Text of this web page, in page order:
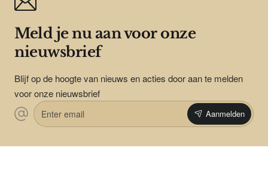
AUDAR
AUDAR Ring, model 1628 zilver met 18krt.goud
vanaf
€375,00
Toevoegen